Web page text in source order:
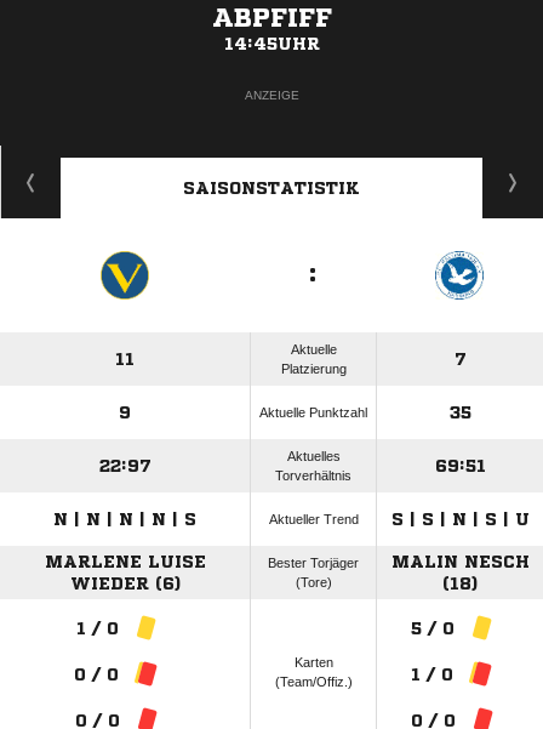
ABPFIFF
14:45UHR
ANZEIGE
SAISONSTATISTIK
:
11
Aktuelle
Platzierung
7
9 Aktuelle Punktzahl 35
22:97
Aktuelles
Torverhältnis
69:51
N | N | N | N | S Aktueller Trend S | S | N | S | U
MARLENE LUISE
WIEDER (6)
Bester Torjäger
(Tore)
MALIN NESCH
(18)
1 / 0
0 / 0
0 / 0
Karten
(Team/Offiz.)
5 / 0
1 / 0
0 / 0